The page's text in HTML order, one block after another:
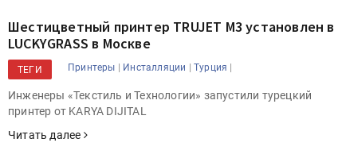
Шестицветный принтер TRUJET M3 установлен в
LUCKYGRASS в Москве
ТЕГИ Принтеры | Инсталляции |Турция |
Инженеры «Текстиль и Технологии» запустили турецкий
принтер от KARYA DIJITAL
Читать далее